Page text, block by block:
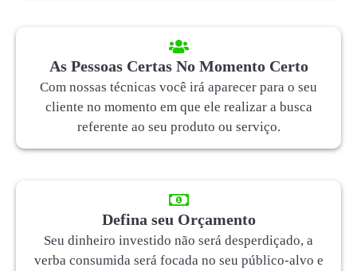
As Pessoas Certas No Momento Certo
Com nossas técnicas você irá aparecer para o seu
cliente no momento em que ele realizar a busca
referente ao seu produto ou serviço.
Defina seu Orçamento
Seu dinheiro investido não será desperdiçado, a
verba consumida será focada no seu público-alvo e